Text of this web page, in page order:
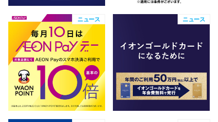
ニュース ニュース
新百合丘
キャナルシ
那覇